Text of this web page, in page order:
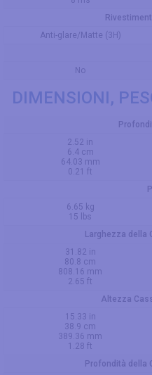
Anti-glare/Matte (3H)
No
DIMENSIONI,
2.52 in
6.4 cm
64.03 mm
0.21 ft
6.65 kg
15 lbs
Larghezza della
31.82 in
80.8 cm
808.16 mm
2.65 ft
Altezza
15.33 in
38.9 cm
389.36 mm
1.28 ft
Profondità della